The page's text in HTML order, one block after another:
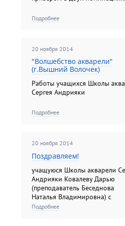
Подробнее
20 ноября 2014
"Волшебство акварели"
(г.Вышний Волочек)
Работы учащихся Школы
Сергея Андрияки
Подробнее
20 ноября 2014
Поздравляем!
учащуюся Школы акварели
Андрияки Ковалеву Дарью
(преподаватель Беседнова
Наталья Владимировна) с
присуждением стипендии
Подробнее